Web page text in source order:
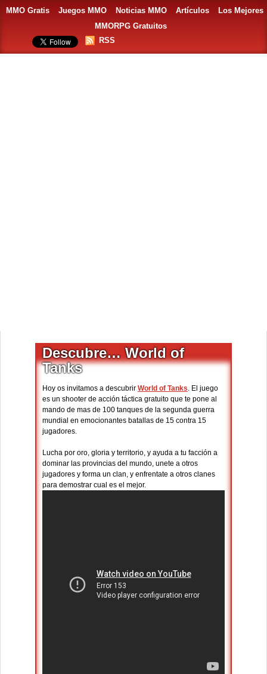
MMO Gratis Juegos MMO Noticias MMO Artículos
Los Mejores
MMORPG Gratuitos
RSS
Descubre… World of
Tanks
Hoy os invitamos a descubrir World of Tanks. El juego
es un shooter de acción táctica gratuito que te pone al
mando de mas de 100 tanques de la segunda guerra
mundial en emocionantes batallas de 15 contra 15
jugadores.
Lucha por oro, gloria y territorio, y ayuda a tu facción a
dominar las provincias del mundo, unete a otros
jugadores y forma un clan, y enfrentate a otros clanes
para demostrar cual es el mejor.